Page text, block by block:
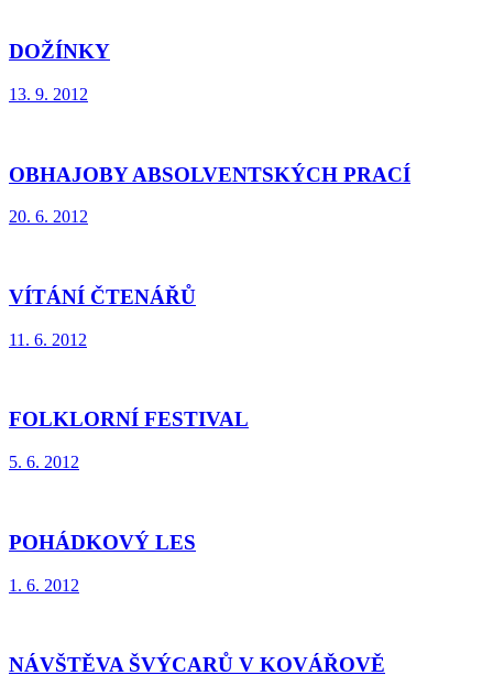
DOŽÍNKY
13. 9. 2012
OBHAJOBY ABSOLVENTSKÝCH PRACÍ
20. 6. 2012
VÍTÁNÍ ČTENÁŘŮ
11. 6. 2012
FOLKLORNÍ FESTIVAL
5. 6. 2012
POHÁDKOVÝ LES
1. 6. 2012
NÁVŠTĚVA ŠVÝCARŮ V KOVÁŘOVĚ